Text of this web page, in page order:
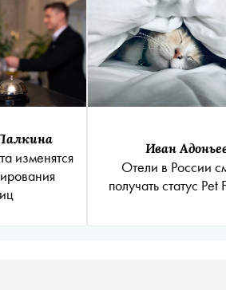
изменятся
Иван
Отели в России
получать статус Pet